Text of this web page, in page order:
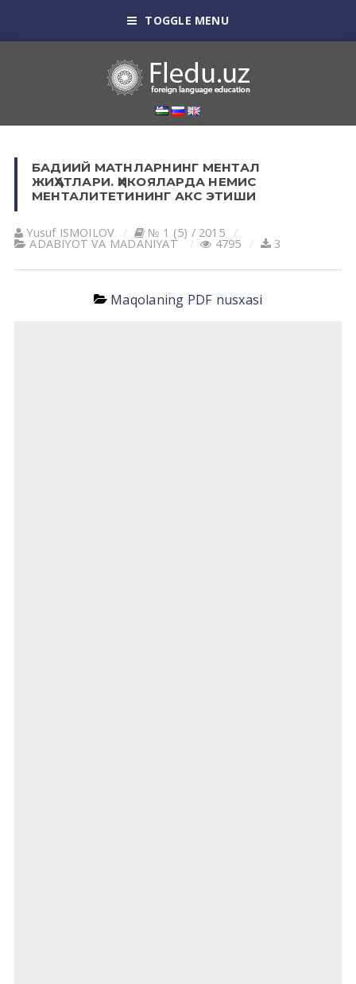
TOGGLE MENU
БАДИИЙ МАТНЛАРНИНГ МЕНТАЛ
ЖИҲАТЛАРИ. ҲИКОЯЛАРДА НЕМИС
МЕНТАЛИТЕТИНИНГ АКС ЭТИШИ
Yusuf ISMOILOV № 1 (5) / 2015
АDАBIYOT VА MАDАNIYAT 4795 3
Maqolaning PDF nusxasi